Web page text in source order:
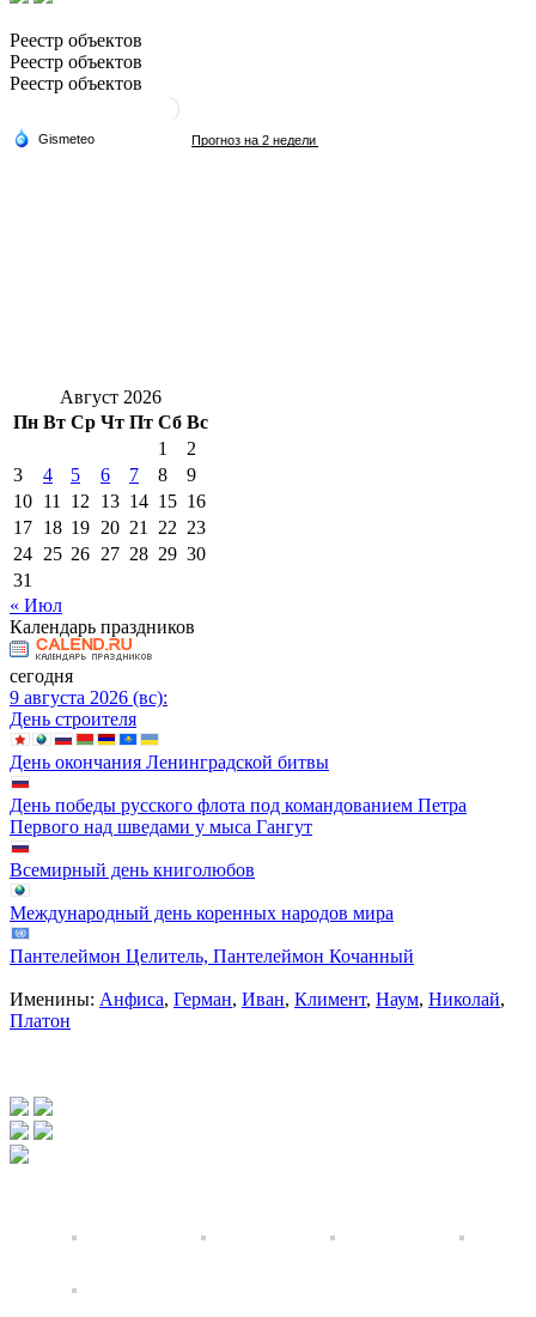
Реестр объектов
Реестр объектов
Реестр объектов
Август 2026
Пн Вт Ср Чт Пт Сб Вс
1
2
3
4 5 6 7 8
9
10 11 12 13 14 15 16
17 18 19 20 21 22 23
24 25 26 27 28 29 30
31
« Июл
Календарь праздников
сегодня
9 августа 2026 (вс):
День строителя
День окончания Ленинградской битвы
День победы русского флота под командованием Петра
Первого над шведами у мыса Гангут
Всемирный день книголюбов
Международный день коренных народов мира
Пантелеймон Целитель, Пантелеймон Кочанный
Именины: Анфиса, Герман, Иван, Климент, Наум, Николай,
Платон